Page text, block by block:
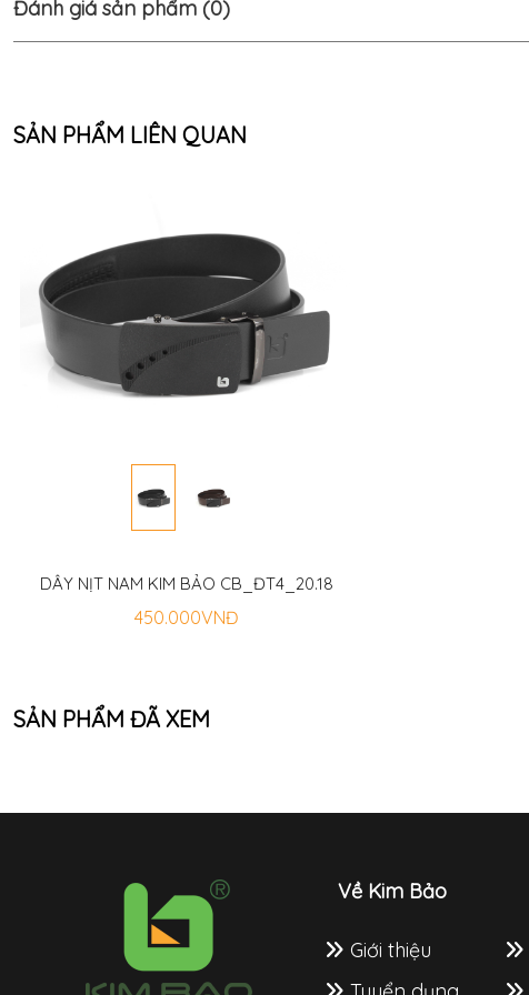
Đánh giá sản phẩm (0)
SẢN PHẨM LIÊN QUAN
DÂY NỊT NAM KIM BẢO CB_ĐT4_20.18
450.000VNĐ
SẢN PHẨM ĐÃ XEM
Về Kim Bảo
Giới thiệu